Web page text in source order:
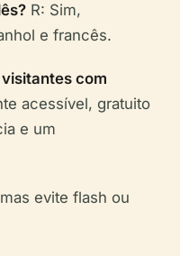
R: Sim,
e francês.
com
acessível, gratuito
e um
evite flash ou